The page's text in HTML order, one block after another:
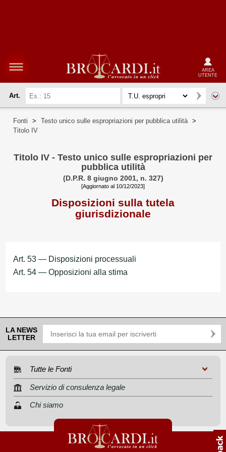
AREA
UTENTE
Art.
Fonti > Testo unico sulle espropriazioni per pubblica utilità >
Titolo IV
Titolo IV - Testo unico sulle espropriazioni per
pubblica utilità
(D.P.R. 8 giugno 2001, n. 327)
[Aggiornato al 10/12/2023]
Disposizioni sulla tutela
giurisdizionale
Art. 53 — Disposizioni processuali
Art. 54 — Opposizioni alla stima
LA NEWS
LETTER
Tutte le Fonti
Servizio di consulenza legale
Chi siamo